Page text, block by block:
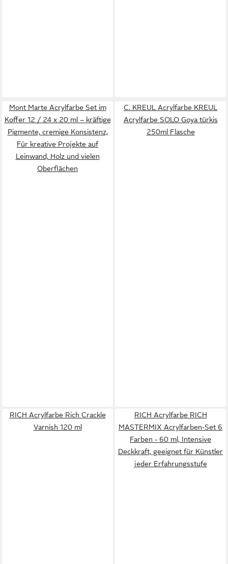
Mont Marte Acrylfarbe Set im
Koffer 12 / 24 x 20 ml – kräftige
Pigmente, cremige Konsistenz,
Für kreative Projekte auf
Leinwand, Holz und vielen
Oberflächen
C. KREUL Acrylfarbe KREUL
Acrylfarbe SOLO Goya türkis
250ml Flasche
RICH Acrylfarbe Rich Crackle
Varnish 120 ml
RICH Acrylfarbe RICH
MASTERMIX Acrylfarben-Set 6
Farben - 60 ml, Intensive
Deckkraft, geeignet für Künstler
jeder Erfahrungsstufe